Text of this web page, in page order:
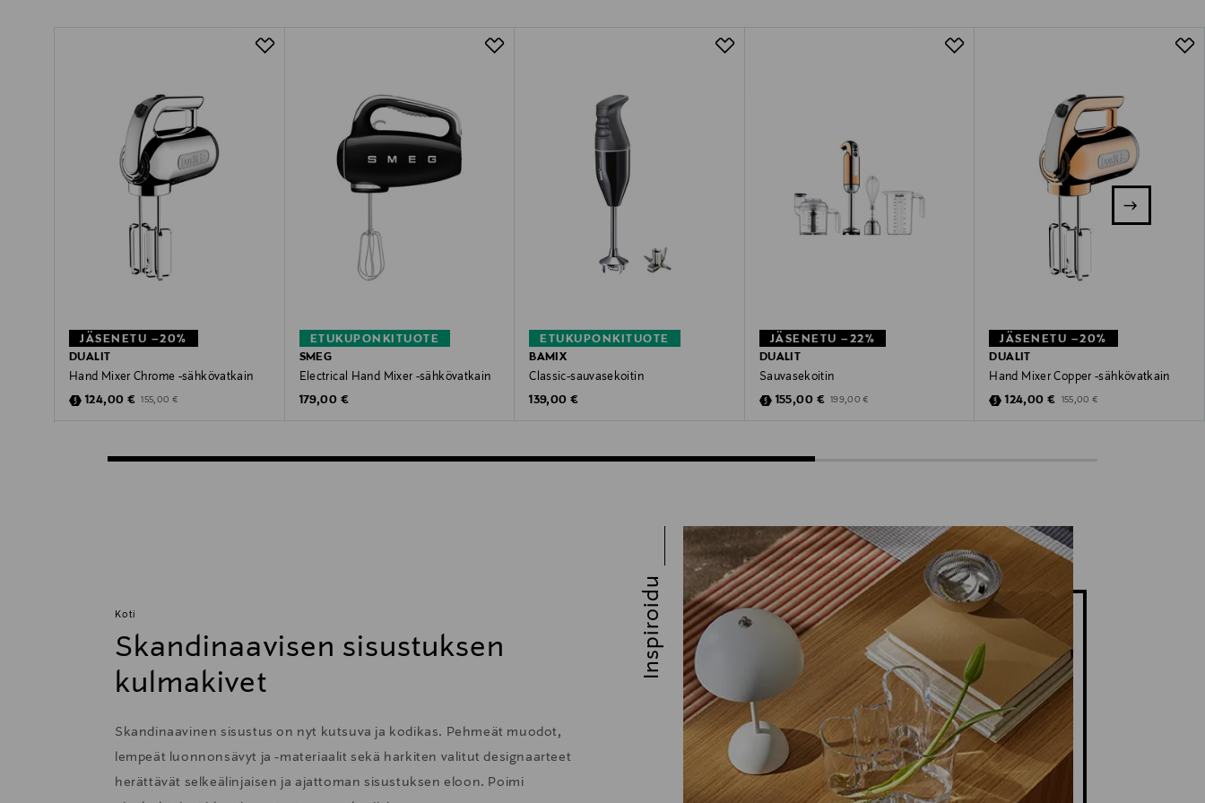
JÄSENETU –20%
DUALIT
Hand Mixer Chrome -sähkövatkain
Discounted Price
124,00 € Original Price
155,00 €
ETUKUPONKITUOTE
SMEG
Electrical Hand Mixer -sähkövatkain
Original Price
179,00 €
ETUKUPONKITUOTE
BAMIX
Classic-sauvasekoitin
Original Price
139,00 €
JÄSENETU –22%
DUALIT
Sauvasekoitin
Discounted Price
155,00 € Original Price
199,00 €
JÄSENETU –20%
DUALIT
Hand Mixer Copper -sähkövatkain
Discounted Price
124,00 € Original Price
155,00 €
Koti
Skandinaavisen sisustuksen
kulmakivet
Skandinaavinen sisustus on nyt kutsuva ja kodikas. Pehmeät muodot,
lempeät luonnonsävyt ja -materiaalit sekä harkiten valitut designaarteet
herättävät selkeälinjaisen ja ajattoman sisustuksen eloon. Poimi
Inspiroidu